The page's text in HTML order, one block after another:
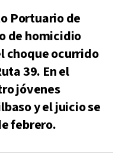
Portuario de
de homicidio
choque ocurrido
39. En el
jóvenes
y el juicio se
febrero.